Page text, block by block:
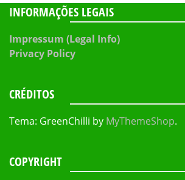
INFORMAÇÕES LEGAIS
Impressum (Legal Info)
Privacy Policy
CRÉDITOS
Tema: GreenChilli by MyThemeShop.
COPYRIGHT